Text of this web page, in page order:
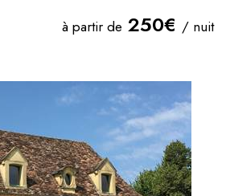
à partir de 250€ / nuit